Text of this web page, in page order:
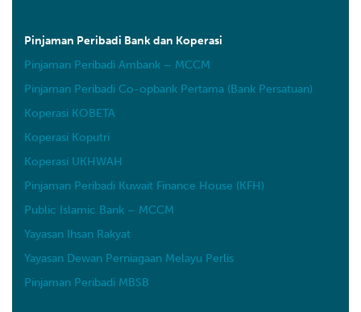
Pinjaman Peribadi Bank dan Koperasi
Pinjaman Peribadi Ambank – MCCM
Pinjaman Peribadi Co-opbank Pertama (Bank Persatuan)
Koperasi KOBETA
Koperasi Koputri
Koperasi UKHWAH
Pinjaman Peribadi Kuwait Finance House (KFH)
Public Islamic Bank – MCCM
Yayasan Ihsan Rakyat
Yayasan Dewan Perniagaan Melayu Perlis
Pinjaman Peribadi MBSB